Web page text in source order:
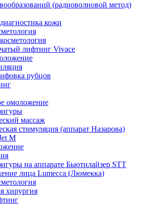
(радиоволновой метод)
кожи
лифтинг Vivace
рубцов
омоложение
массаж
стимуляция (аппарат Назарова)
M
на аппарате Бьютилайзер STT
лица Lumecca (Люмекка)
хирургия